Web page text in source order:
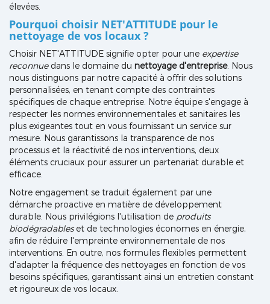
élevées.
Pourquoi choisir NET'ATTITUDE pour le
nettoyage de vos locaux ?
Choisir NET'ATTITUDE signifie opter pour une expertise
reconnuedans le domaine du nettoyage d'entreprise. Nous
nous distinguons par notre capacité à offrir des solutions
personnalisées, en tenant compte des contraintes
spécifiques de chaque entreprise. Notre équipe s'engage à
respecter les normes environnementales et sanitaires les
plus exigeantes tout en vous fournissant un service sur
mesure. Nous garantissons la transparence de nos
processus et la réactivité de nos interventions, deux
éléments cruciaux pour assurer un partenariat durable et
efficace.
Notre engagement se traduit également par une
démarche proactive en matière de développement
durable. Nous privilégions l'utilisation de produits
biodégradableset de technologies économes en énergie,
afin de réduire l'empreinte environnementale de nos
interventions. En outre, nos formules flexibles permettent
d'adapter la fréquence des nettoyages en fonction de vos
besoins spécifiques, garantissant ainsi un entretien constant
et rigoureux de vos locaux.